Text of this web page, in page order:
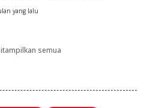
yang lalu
semua